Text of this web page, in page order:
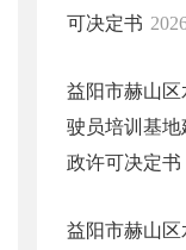
可决定书
益阳市赫山
驶员培训基
政许可决定书
益阳市赫山